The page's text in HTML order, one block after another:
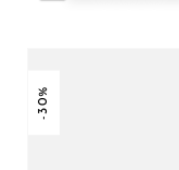
-30%